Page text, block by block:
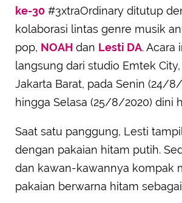
ke-30 #3xtraOrdinary ditutup
kolaborasi lintas genre musik
pop, NOAH dan Lesti DA. Acara
langsung dari studio Emtek
Jakarta Barat, pada Senin (24/
hingga Selasa (25/8/2020) dini
Saat satu panggung, Lesti
dengan pakaian hitam putih.
dan kawan-kawannya kompak
pakaian berwarna hitam